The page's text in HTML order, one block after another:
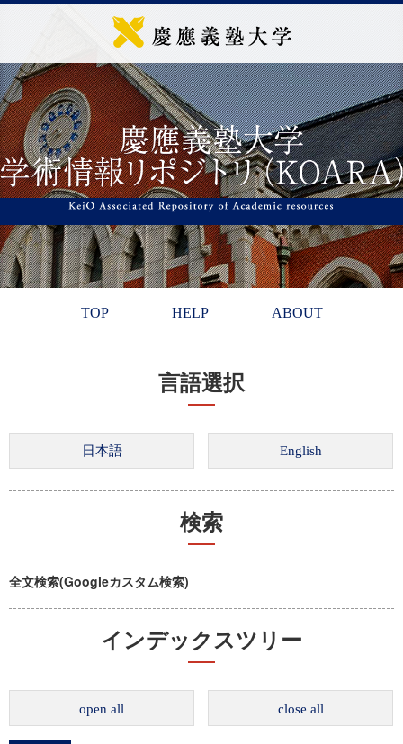
TOP HELP ABOUT
言語選択
検索
全文検索(Googleカスタム検索)
インデックスツリー
open all close all